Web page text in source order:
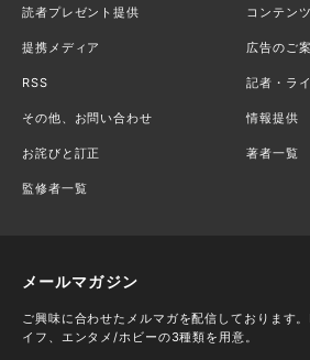
読者プレゼント提供 コンテン
提携メディア 広告のご
RSS 記者・ラ
その他、お問い合わせ 情報提供
お詫びと訂正 著者一覧
監修者一覧
メールマガジン
ご興味に合わせたメルマガを配信しております
イフ、エンタメ/ホビーの3種類を用意。